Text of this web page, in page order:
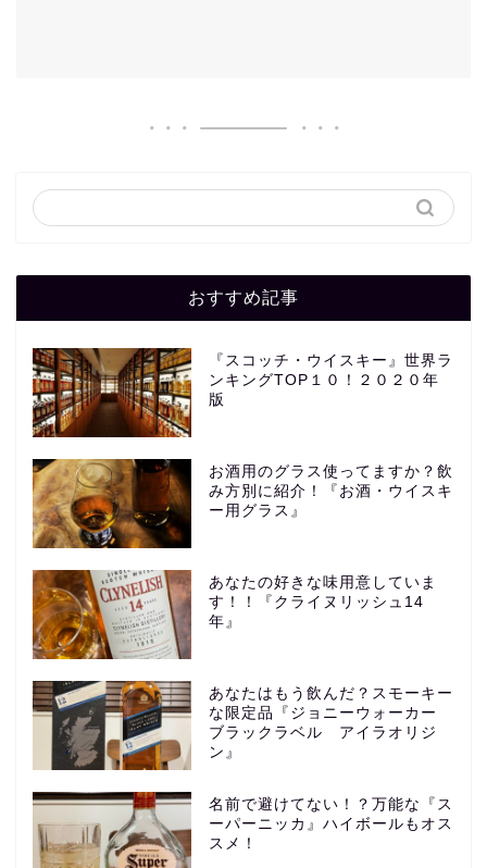
おすすめ記事
『スコッチ・ウイスキー』世界ラ
ンキングTOP１０！２０２０年
版
お酒用のグラス使ってますか？飲
み方別に紹介！『お酒・ウイスキ
ー用グラス』
あなたの好きな味用意していま
す！！『クライヌリッシュ14
年』
あなたはもう飲んだ？スモーキー
な限定品『ジョニーウォーカー
ブラックラベル アイラオリジ
ン』
名前で避けてない！？万能な『ス
ーパーニッカ』ハイボールもオス
スメ！